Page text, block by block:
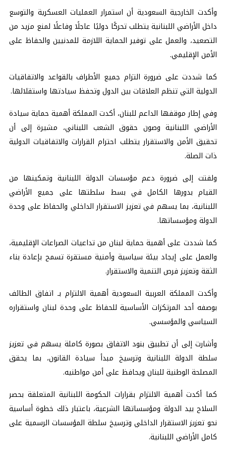
وأكدت الخارجية السعودية أن استمرار العمليات العسكرية والتوسع
داخل الأراضي اللبنانية يتطلب تحركًا دوليًا عاجلًا وفاعلًا لمنع مزيد من
التصعيد، والعمل على توفير الحماية اللازمة للمدنيين والحفاظ على
الأمن الإقليمي.
كما شددت على ضرورة التزام جميع الأطراف بالقواعد والاتفاقيات
الدولية التي تنظم العلاقات بين الدول وتحفظ سيادتها واستقلالها.
وفي إطار موقفها الداعم للبنان، أكدت المملكة أهمية حماية سيادة
الأراضي اللبنانية وصون حقوق الشعب اللبناني، مشيرة إلى أن
تحقيق الأمن والاستقرار يتطلب احترام القرارات والاتفاقيات الدولية
ذات الصلة.
ولفتت إلى ضرورة دعم مؤسسات الدولة اللبنانية وتمكينها من
القيام بدورها الكامل في بسط سلطتها على جميع الأراضي
اللبنانية، بما يسهم في تعزيز الاستقرار الداخلي والحفاظ على وحدة
الدولة ومؤسساتها.
كما شددت على أهمية حماية لبنان من تداعيات الصراعات الإقليمية،
والعمل على إيجاد بيئة سياسية وأمنية مستقرة تسمح بإعادة بناء
الثقة وتعزيز فرص التنمية والاستقرار.
وأكدت المملكة العربية السعودية أهمية الالتزام بـ اتفاق الطائف
بوصفه أحد المرتكزات الأساسية للحفاظ على وحدة لبنان واستقراره
السياسي والمؤسسي.
وأشارت إلى أن تطبيق بنود الاتفاق بصورة كاملة يسهم في تعزيز
سلطة الدولة اللبنانية وترسيخ مبدأ سيادة القانون، بما يحقق
المصلحة الوطنية للبنان ويحافظ على أمن مواطنيه.
كما أكدت أهمية الالتزام بقرارات الحكومة اللبنانية المتعلقة بحصر
السلاح بيد الدولة ومؤسساتها الشرعية، باعتبار ذلك خطوة أساسية
نحو تعزيز الاستقرار الداخلي وترسيخ سلطة المؤسسات الرسمية على
كامل الأراضي اللبنانية.